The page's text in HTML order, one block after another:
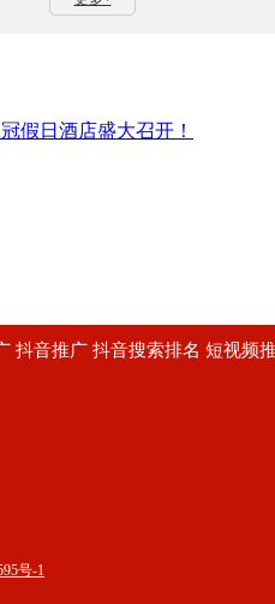
假日酒店盛大召开！
抖音推广 抖音搜索排名 短视
号-1